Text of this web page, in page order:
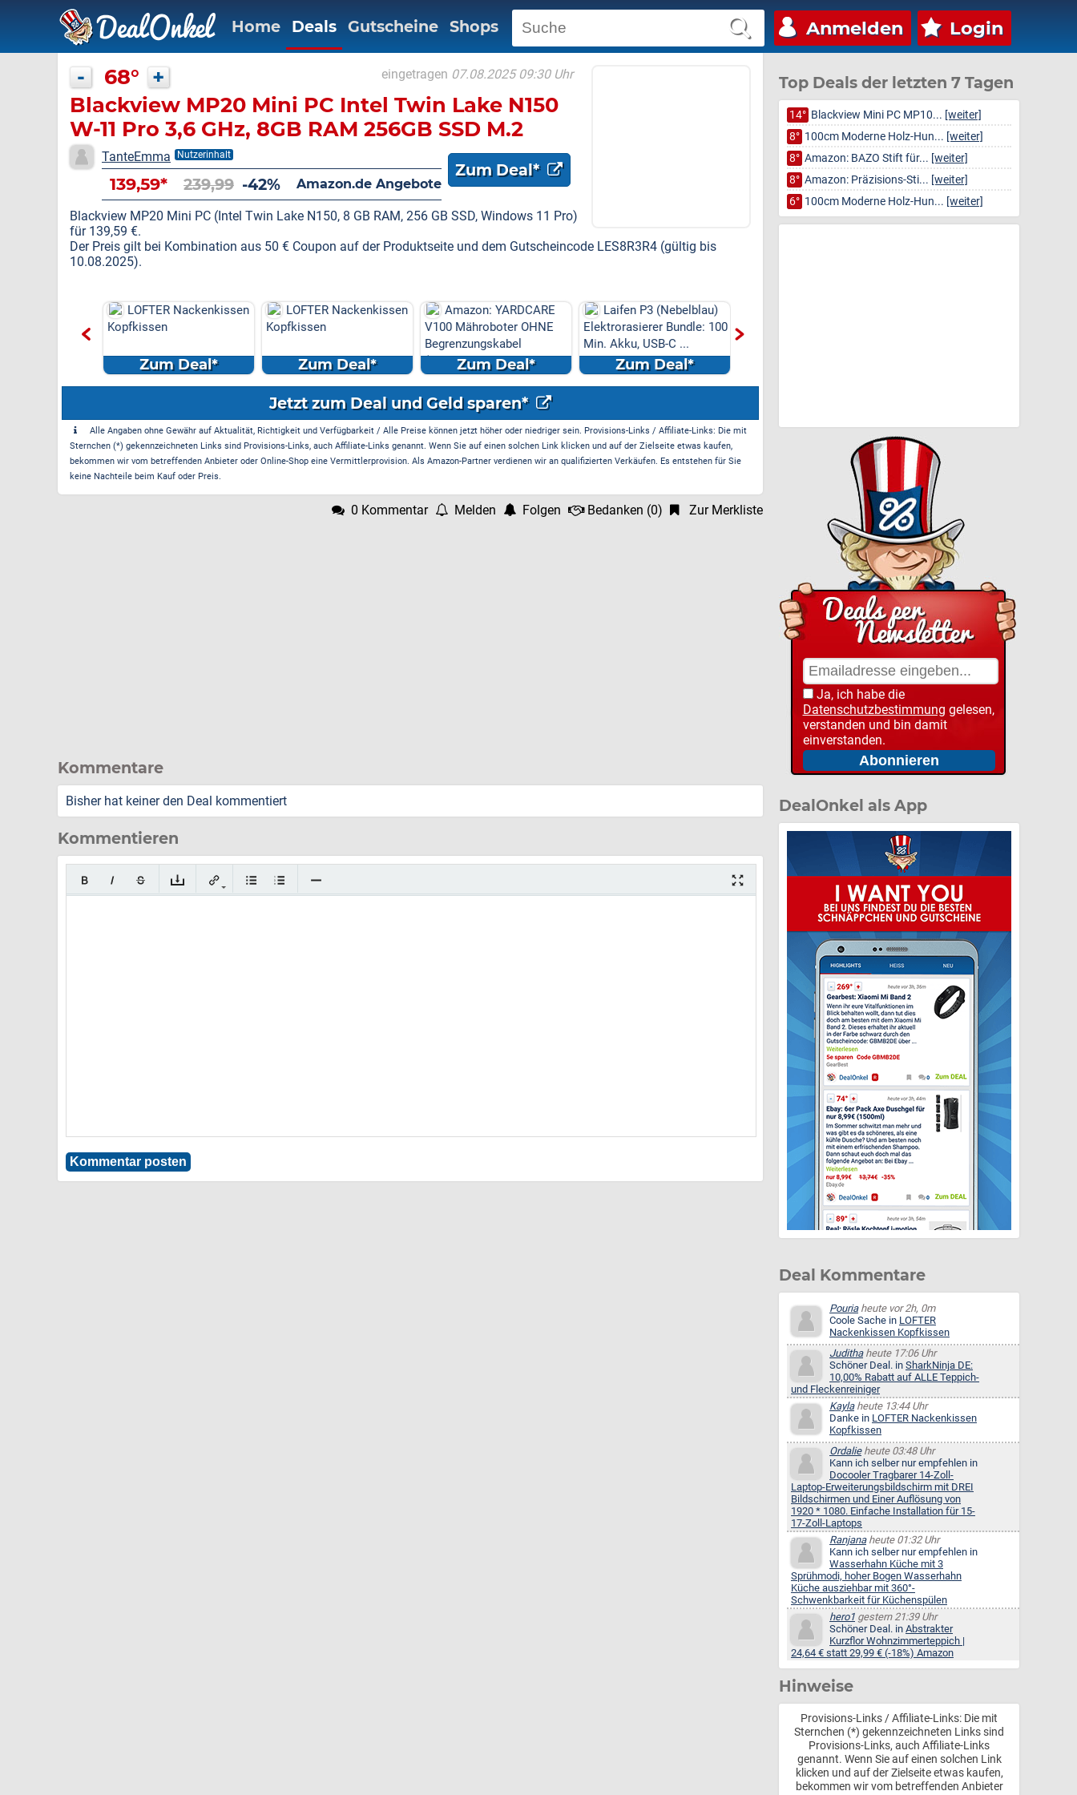
Anmelden Login
Home Deals Gutscheine Shops
- 68° + eingetragen 07.08.2025 09:30 Uhr
Blackview MP20 Mini PC Intel Twin Lake N150
W-11 Pro 3,6 GHz, 8GB RAM 256GB SSD M.2
Mini Desktop Computer 4K 60Hz Dual Display,
WiFi 6 BT 5.2, HDMI/DP/USB 3.0/RJ45 Micro PC
für Zuhause Büro Heimkino
TanteEmma Nutzerinhalt
Zum Deal*
139,59* 239,99 -42% Amazon.de Angebote
Blackview MP20 Mini PC (Intel Twin Lake N150, 8 GB RAM, 256 GB SSD, Windows 11 Pro)
für 139,59 €.
Der Preis gilt bei Kombination aus 50 € Coupon auf der Produktseite und dem Gutscheincode LES8R3R4 (gültig bis
10.08.2025).
LOFTER Nackenkissen
Kopfkissen
Zum Deal*
LOFTER Nackenkissen
Kopfkissen
Zum Deal*
Amazon: YARDCARE
V100 Mähroboter OHNE
Begrenzungskabel
(Kamera/Visi...
Zum Deal*
Laifen P3 (Nebelblau)
Elektrorasierer Bundle: 100
Min. Akku, USB-C ...
Zum Deal*
Jetzt zum Deal und Geld sparen*
Alle Angaben ohne Gewähr auf Aktualität, Richtigkeit und Verfügbarkeit / Alle Preise können jetzt höher oder niedriger sein. Provisions-Links / Affiliate-Links: Die mit
Sternchen (*) gekennzeichneten Links sind Provisions-Links, auch Affiliate-Links genannt. Wenn Sie auf einen solchen Link klicken und auf der Zielseite etwas kaufen,
bekommen wir vom betreffenden Anbieter oder Online-Shop eine Vermittlerprovision. Als Amazon-Partner verdienen wir an qualifizierten Verkäufen. Es entstehen für Sie
keine Nachteile beim Kauf oder Preis.
0 Kommentar Melden Folgen Bedanken (0) Zur Merkliste
Kommentare
Bisher hat keiner den Deal kommentiert
Kommentieren
Top Deals der letzten 7 Tagen
14° Blackview Mini PC MP10... [weiter]
8° 100cm Moderne Holz-Hun... [weiter]
8° Amazon: BAZO Stift für... [weiter]
8° Amazon: Präzisions-Sti... [weiter]
6° 100cm Moderne Holz-Hun... [weiter]
Ja, ich habe die
Datenschutzbestimmung gelesen,
verstanden und bin damit
einverstanden.
DealOnkel als App
Deal Kommentare
Pouriaheute vor 2h, 0m
Coole Sache in LOFTER
Nackenkissen Kopfkissen
Judithaheute 17:06 Uhr
Schöner Deal. in SharkNinja DE:
10,00% Rabatt auf ALLE Teppich-
und Fleckenreiniger
Kaylaheute 13:44 Uhr
Danke in LOFTER Nackenkissen
Kopfkissen
Ordalieheute 03:48 Uhr
Kann ich selber nur empfehlen in
Docooler Tragbarer 14-Zoll-
Laptop-Erweiterungsbildschirm mit DREI
Bildschirmen und Einer Auflösung von
1920 * 1080. Einfache Installation für 15-
17-Zoll-Laptops
Ranjanaheute 01:32 Uhr
Kann ich selber nur empfehlen in
Wasserhahn Küche mit 3
Sprühmodi, hoher Bogen Wasserhahn
Küche ausziehbar mit 360°-
Schwenkbarkeit für Küchenspülen
hero1 gestern 21:39 Uhr
Schöner Deal. in Abstrakter
Kurzflor Wohnzimmerteppich |
24,64 € statt 29,99 € (-18%) Amazon
Hinweise
Provisions-Links / Affiliate-Links: Die mit
Sternchen (*) gekennzeichneten Links sind
Provisions-Links, auch Affiliate-Links
genannt. Wenn Sie auf einen solchen Link
klicken und auf der Zielseite etwas kaufen,
bekommen wir vom betreffenden Anbieter